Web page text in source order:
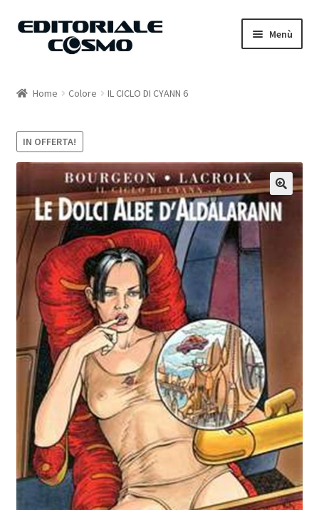
Vai
Vai
Menù
Carrello
Il mio account
Home Colore IL CICLO DI CYANN 6
IN OFFERTA!